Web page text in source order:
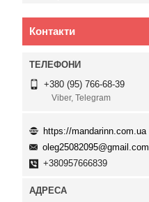
Контакти
+380 (95) 766-68-39
Viber, Telegram
https://mandarinn.com.ua
oleg25082095@gmail.com
+380957666839